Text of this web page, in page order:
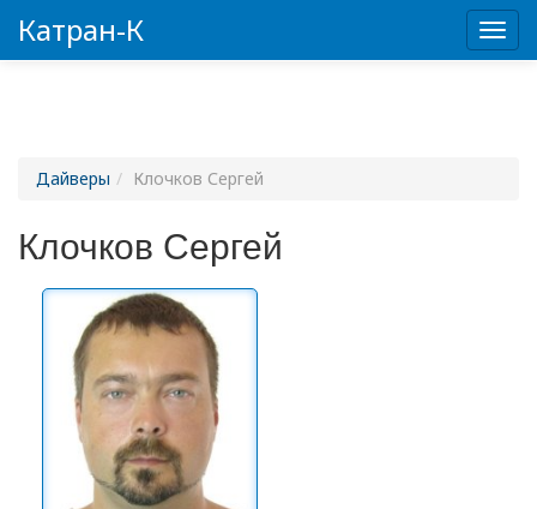
Катран-К
Дайверы Клочков Сергей
Клочков Сергей